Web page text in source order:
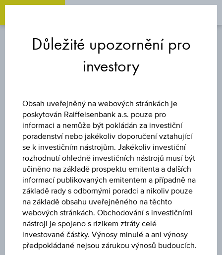
Quicklinks
INDEX
MSCI NORTH
AMERICA TOP
ESG SELECT 4.5%
DECREMENT
INDEX
Důležité upozornění pro
investory
Obsah uveřejněný na webových stránkách je
poskytován Raiffeisenbank a.s. pouze pro
informaci a nemůže být pokládán za investiční
poradenství nebo jakékoliv doporučení vztahující
se k investičním nástrojům. Jakékoliv investiční
rozhodnutí ohledně investičních nástrojů musí být
učiněno na základě prospektu emitenta a dalších
informací publikovaných emitentem a případně na
základě rady s odbornými poradci a nikoliv pouze
na základě obsahu uveřejněného na těchto
webových stránkách. Obchodování s investičními
nástroji je spojeno s rizikem ztráty celé
investované částky. Výnosy minulé a ani výnosy
předpokládané nejsou zárukou výnosů budoucích.